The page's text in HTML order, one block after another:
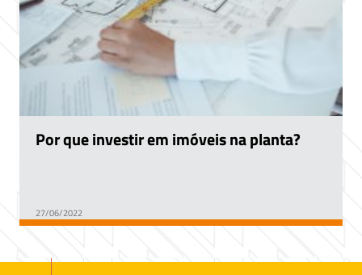
Por que investir em imóveis na planta?
27/06/2022